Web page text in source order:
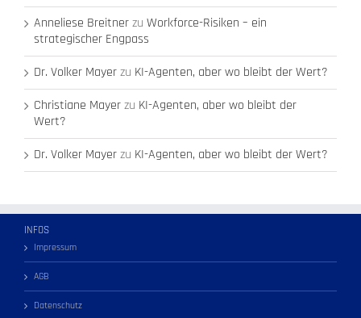
Anneliese Breitnerzu Workforce-Risiken – ein
strategischer Engpass
Dr. Volker Mayerzu KI-Agenten, aber wo bleibt der Wert?
Christiane Mayerzu KI-Agenten, aber wo bleibt der
Wert?
Dr. Volker Mayerzu KI-Agenten, aber wo bleibt der Wert?
INFOS
Impressum
AGB
Datenschutz